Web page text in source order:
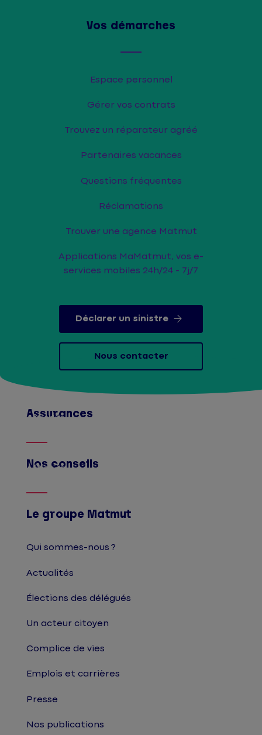
Vos démarches
Espace personnel
Gérer vos contrats
Trouvez un réparateur agréé
Partenaires vacances
Questions fréquentes
Réclamations
Trouver une agence Matmut
Applications MaMatmut, vos e-
services mobiles 24h/24 - 7j/7
Déclarer un sinistre
Nous contacter
Assurances
Afficher
Nos conseils
Afficher
Le groupe Matmut
Qui sommes-nous ?
Actualités
Élections des délégués
Un acteur citoyen
Complice de vies
Emplois et carrières
Presse
Nos publications